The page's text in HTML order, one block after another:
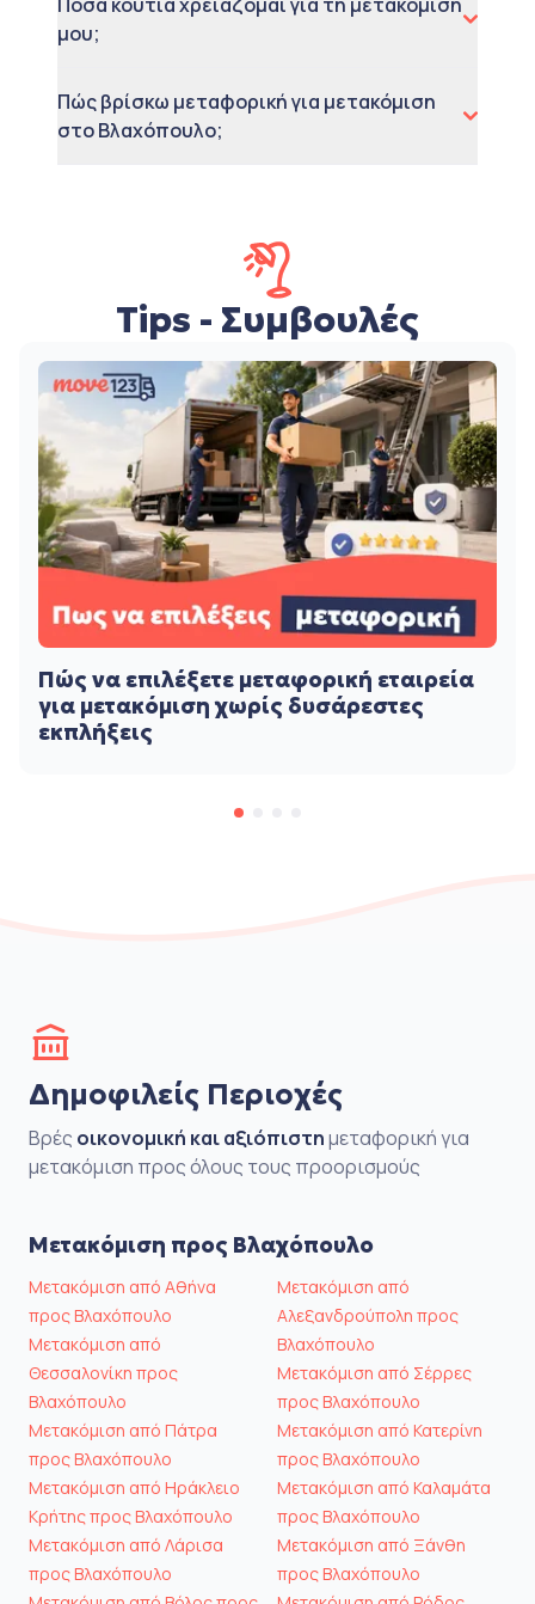
μου;
Πώς βρίσκω μεταφορική για μετακόμιση
στο Βλαχόπουλο;
Tips - Συμβουλές
Πώς να επιλέξετε μεταφορική εταιρεία
για μετακόμιση χωρίς δυσάρεστες
εκπλήξεις
Δημοφιλείς Περιοχές
Βρές οικονομική και αξιόπιστημεταφορική για
μετακόμιση προς όλους τους προορισμούς
Μετακόμιση προς Βλαχόπουλο
Μετακόμιση από Αθήνα
προς Βλαχόπουλο
Μετακόμιση από
Θεσσαλονίκη προς
Βλαχόπουλο
Μετακόμιση από Πάτρα
προς Βλαχόπουλο
Μετακόμιση από Ηράκλειο
Κρήτης προς Βλαχόπουλο
Μετακόμιση από Λάρισα
προς Βλαχόπουλο
Μετακόμιση από
Αλεξανδρούπολη προς
Βλαχόπουλο
Μετακόμιση από Σέρρες
προς Βλαχόπουλο
Μετακόμιση από Κατερίνη
προς Βλαχόπουλο
Μετακόμιση από Καλαμάτα
προς Βλαχόπουλο
Μετακόμιση από Ξάνθη
προς Βλαχόπουλο